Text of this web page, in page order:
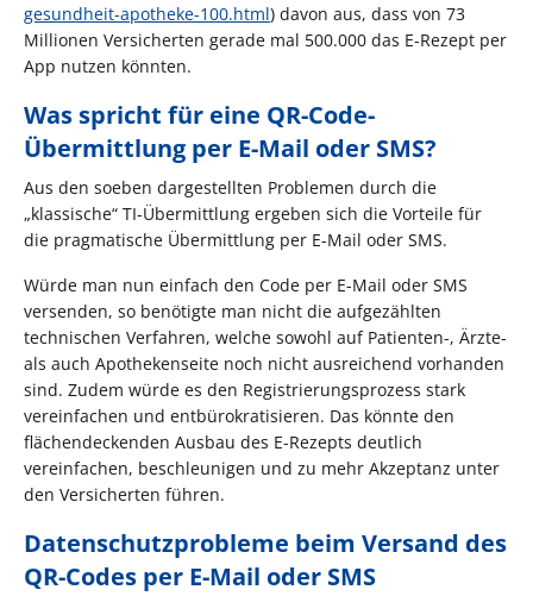
gesundheit-apotheke-100.html) davon aus, dass von 73
Millionen Versicherten gerade mal 500.000 das E-Rezept per
App nutzen könnten.
Was spricht für eine QR-Code-
Übermittlung per E-Mail oder SMS?
Aus den soeben dargestellten Problemen durch die
„klassische“ TI-Übermittlung ergeben sich die Vorteile für
die pragmatische Übermittlung per E-Mail oder SMS.
Würde man nun einfach den Code per E-Mail oder SMS
versenden, so benötigte man nicht die aufgezählten
technischen Verfahren, welche sowohl auf Patienten-, Ärzte-
als auch Apothekenseite noch nicht ausreichend vorhanden
sind. Zudem würde es den Registrierungsprozess stark
vereinfachen und entbürokratisieren. Das könnte den
flächendeckenden Ausbau des E-Rezepts deutlich
vereinfachen, beschleunigen und zu mehr Akzeptanz unter
den Versicherten führen.
Datenschutzprobleme beim Versand des
QR-Codes per E-Mail oder SMS